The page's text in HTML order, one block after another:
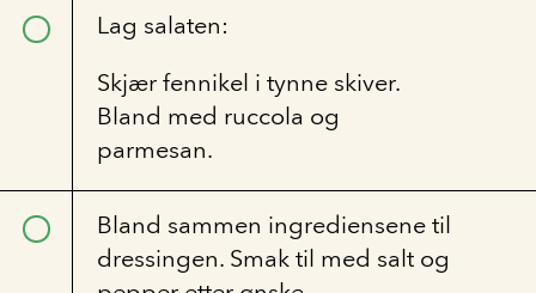
Lag salaten:
Skjær fennikel i tynne skiver.
Bland med ruccola og
parmesan.
Bland sammen ingrediensene til
dressingen. Smak til med salt og